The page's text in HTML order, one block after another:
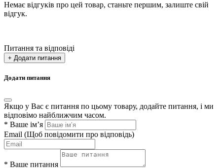
Немає відгуків про цей товар, станьте першим, залиште свій
відгук.
Питання та відповіді
+ Додати питання
Додати питання
Якщо у Вас є питання по цьому товару, додайте питання, і ми
відповімо найближчим часом.
* Ваше ім’я
Email (Щоб повідомити про відповідь)
* Ваше питання